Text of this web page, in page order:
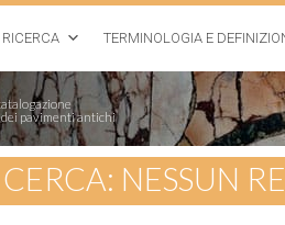
RICERCA TERMINOLOGIA E
pavimenti antichi
NESSUN